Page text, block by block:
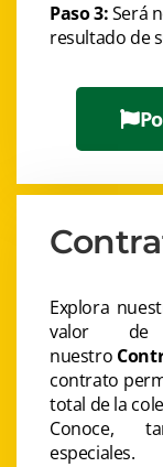
Paso 3:Será
resultado de
Explora
valor de
nuestro
contrato
total de la
Conoce,
especiales.